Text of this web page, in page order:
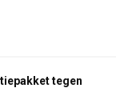
tegen